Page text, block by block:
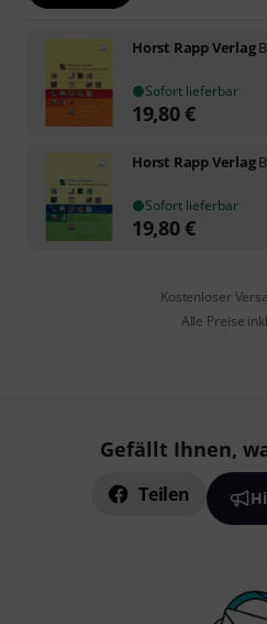
Horst Rapp Verlag
Sofort lieferbar
19,80€
Horst Rapp Verlag
Sofort lieferbar
19,80€
Kostenloser
Alle Preise
Gefällt Ihnen,
Teilen